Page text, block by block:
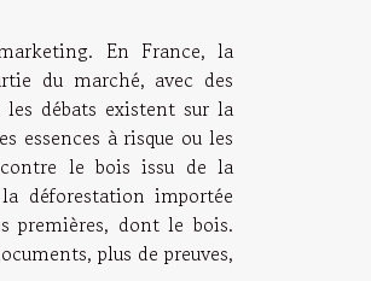
En France, la
du marché, avec des
débats existent sur la
essences à risque ou les
le bois issu de la
déforestation importée
premières, dont le bois.
plus de preuves,